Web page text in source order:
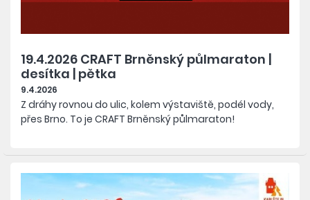
19.4.2026 CRAFT Brněnský půlmaraton |
desítka | pětka
9.4.2026
Z dráhy rovnou do ulic, kolem výstaviště, podél vody,
přes Brno. To je CRAFT Brněnský půlmaraton!